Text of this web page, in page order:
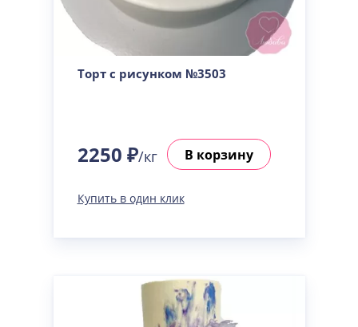
Узнать подробнее о начинке
Узнать подробнее о начинке
Узнать подробнее о начинке
Узнать подробнее о начинке
Торт с рисунком №3503
2250 ₽/кг В корзину
Купить в один клик